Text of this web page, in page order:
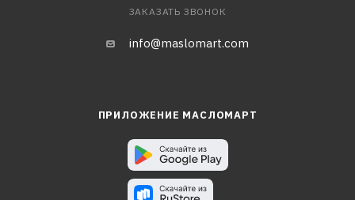
ЗАКАЗАТЬ ЗВОНОК
info@maslomart.com
ПРИЛОЖЕНИЕ МАСЛОМАРТ